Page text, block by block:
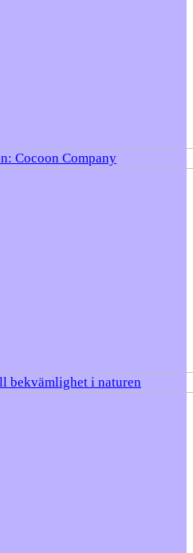
Cocoon Company
bekvämlighet i naturen